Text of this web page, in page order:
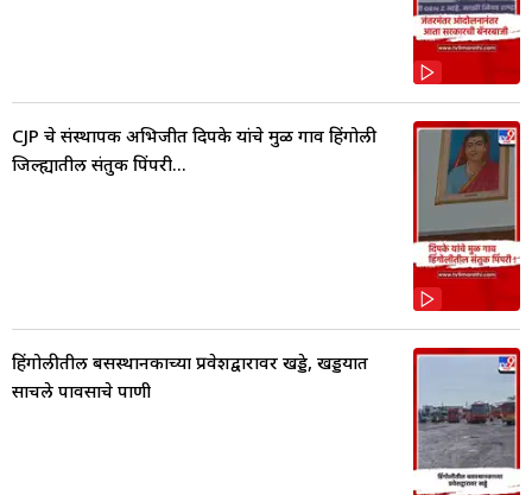
CJP चे संस्थापक अभिजीत दिपके यांचे मुळ गाव हिंगोली
जिल्ह्यातील संतुक पिंपरी...
हिंगोलीतील बसस्थानकाच्या प्रवेशद्वारावर खड्डे, खड्डयात
साचले पावसाचे पाणी